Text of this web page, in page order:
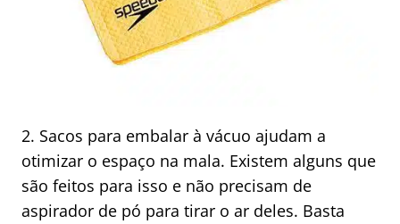
2. Sacos para embalar à vácuo ajudam a
otimizar o espaço na mala. Existem alguns que
são feitos para isso e não precisam de
aspirador de pó para tirar o ar deles. Basta